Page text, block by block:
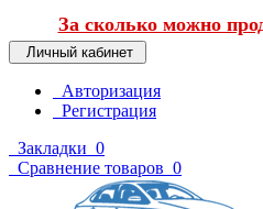
За сколько можно
Личный кабинет
Авторизация
Регистрация
Закладки 0
Сравнение товаров 0